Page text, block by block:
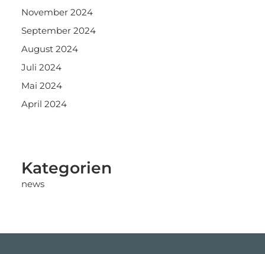
November 2024
September 2024
August 2024
Juli 2024
Mai 2024
April 2024
Kategorien
news